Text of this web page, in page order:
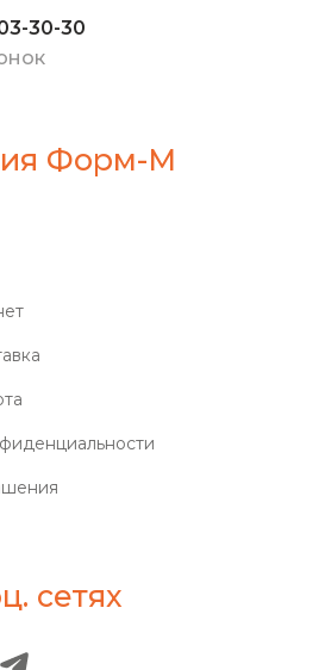
30-30
Форм-М
сетях